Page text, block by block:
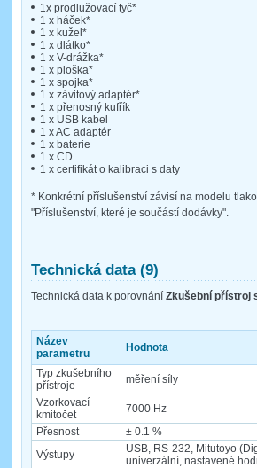
1x prodlužovací tyč*
1 x háček*
1 x kužel*
1 x dlátko*
1 x V-drážka*
1 x ploška*
1 x spojka*
1 x závitový adaptér*
1 x přenosný kufřík
1 x USB kabel
1 x AC adaptér
1 x baterie
1 x CD
1 x certifikát o kalibraci s daty
* Konkrétní příslušenství závisí na modelu
"Příslušenství, které je součástí dodávky".
Technická data (9)
Technická data k porovnání Zkušební přístroj
Název
parametru
Hodnota
Typ zkušebního
přístroje
měření síly
Vzorkovací
kmitočet
7000 Hz
Přesnost
± 0.1 %
Výstupy
USB, RS-232, Mitutoyo
univerzální, nastavené